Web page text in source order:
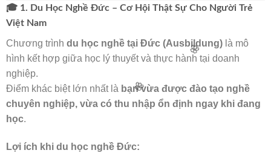
🎓 1. Du Học Nghề Đức – Cơ Hội Thật Sự Cho Người Trẻ
Việt Nam
Chương trình du học nghề tại Đức (Ausbildung) là mô
hình kết hợp giữa học lý thuyết và thực hành tại doanh
nghiệp.
Điểm khác biệt lớn nhất là bạn vừa được đào tạo nghề
chuyên nghiệp, vừa có thu nhập ổn định ngay khi đang
học.
Lợi ích khi du học nghề Đức: